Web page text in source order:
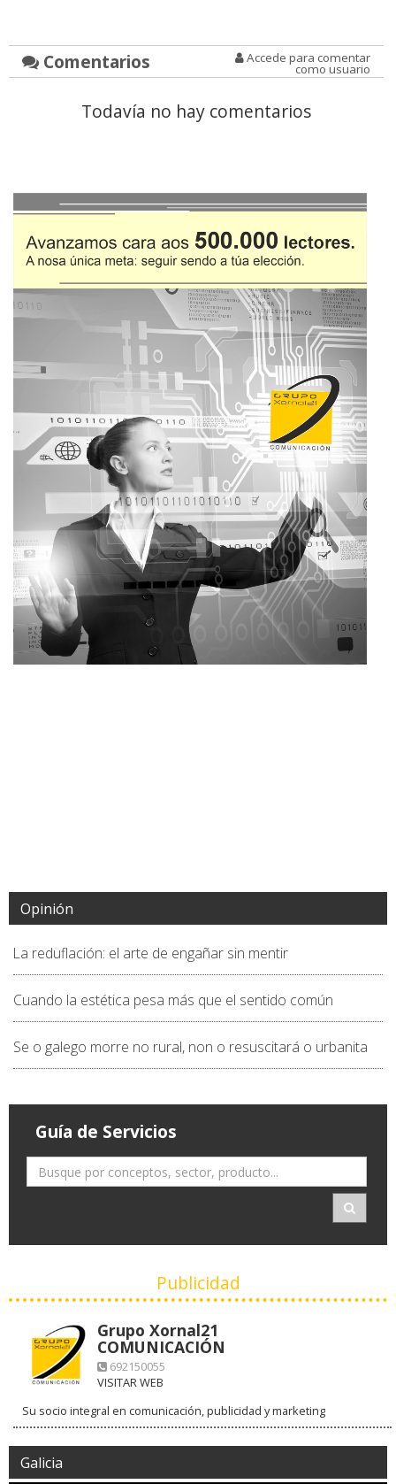
Comentarios Accede para comentar
como usuario
Todavía no hay comentarios
Opinión
La reduflación: el arte de engañar sin mentir
Cuando la estética pesa más que el sentido común
Se o galego morre no rural, non o resuscitará o urbanita
Guía de Servicios
Publicidad
Grupo Xornal21
COMUNICACIÓN
692150055
VISITAR WEB
Su socio integral en comunicación, publicidad y marketing
Galicia